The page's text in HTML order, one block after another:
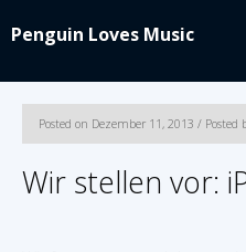
Penguin Loves Music
Coolio’s blog
Posted on Dezember 11, 2013 / Posted
Wir stellen vor: